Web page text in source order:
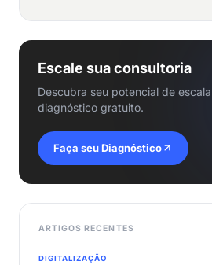
Escale sua consultoria
Descubra seu potencial de
diagnóstico gratuito.
Faça seu Diagnóstico
ARTIGOS RECENTES
DIGITALIZAÇÃO